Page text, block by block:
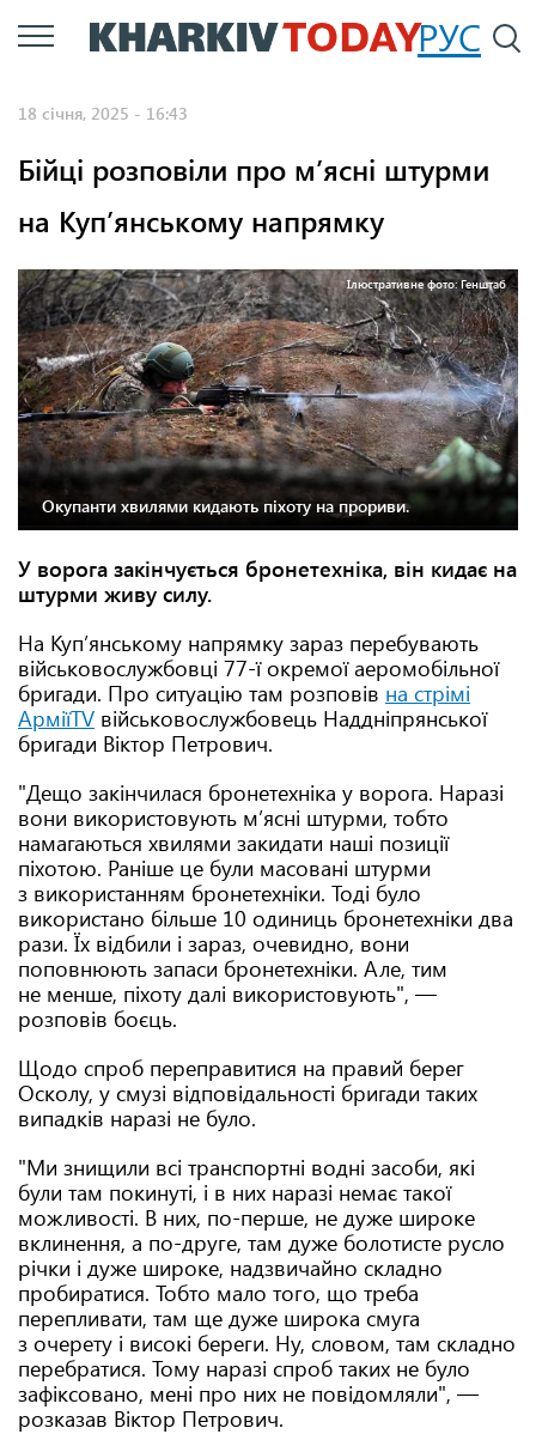
Перейти
до
РУС
18 січня, 2025 - 16:43
Бійці розповіли про м’ясні штурми
на Куп’янському напрямку
Ілюстративне фото: Генштаб
Окупанти хвилями кидають піхоту на прориви.
У ворога закінчується бронетехніка, він кидає на
штурми живу силу.
На Куп’янському напрямку зараз перебувають
військовослужбовці 77-ї окремої аеромобільної
бригади. Про ситуацію там розповів на стрімі
АрміїTV військовослужбовець Наддніпрянської
бригади Віктор Петрович.
"Дещо закінчилася бронетехніка у ворога. Наразі
вони використовують м’ясні штурми, тобто
намагаються хвилями закидати наші позиції
піхотою. Раніше це були масовані штурми
з використанням бронетехніки. Тоді було
використано більше 10 одиниць бронетехніки два
рази. Їх відбили і зараз, очевидно, вони
поповнюють запаси бронетехніки. Але, тим
не менше, піхоту далі використовують", —
розповів боєць.
Щодо спроб переправитися на правий берег
Осколу, у смузі відповідальності бригади таких
випадків наразі не було.
"Ми знищили всі транспортні водні засоби, які
були там покинуті, і в них наразі немає такої
можливості. В них, по-перше, не дуже широке
вклинення, а по-друге, там дуже болотисте русло
річки і дуже широке, надзвичайно складно
пробиратися. Тобто мало того, що треба
перепливати, там ще дуже широка смуга
з очерету і високі береги. Ну, словом, там складно
перебратися. Тому наразі спроб таких не було
зафіксовано, мені про них не повідомляли", —
розказав Віктор Петрович.